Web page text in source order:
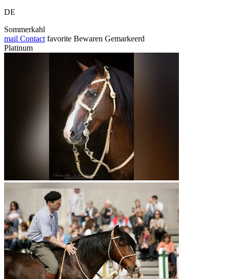
DE
Sommerkahl
mail Contact favorite Bewaren Gemarkeerd
Platinum